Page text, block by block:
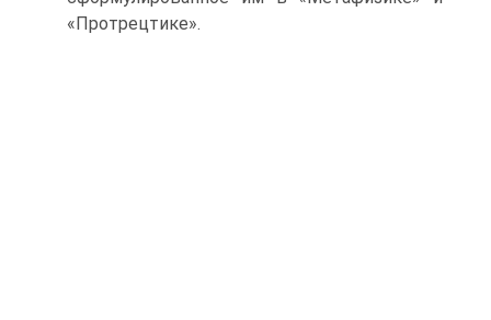
«Протрецтике».